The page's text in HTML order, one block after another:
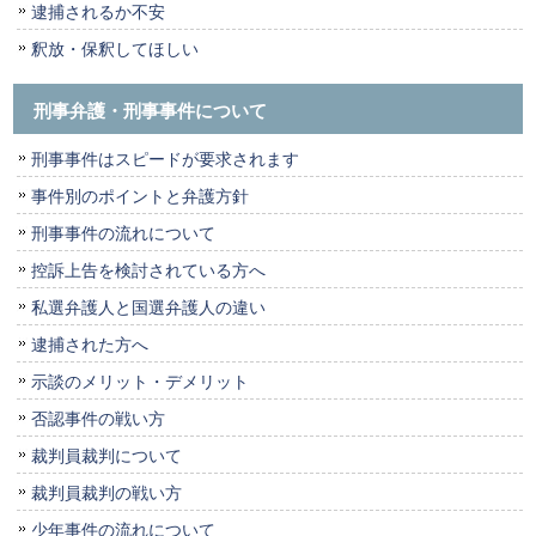
逮捕されるか不安
釈放・保釈してほしい
刑事弁護・刑事事件について
刑事事件はスピードが要求されます
事件別のポイントと弁護方針
刑事事件の流れについて
控訴上告を検討されている方へ
私選弁護人と国選弁護人の違い
逮捕された方へ
示談のメリット・デメリット
否認事件の戦い方
裁判員裁判について
裁判員裁判の戦い方
少年事件の流れについて